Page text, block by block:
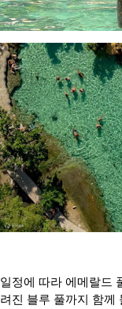
일정에 따라 에메랄드
려진 블루 풀까지 함께